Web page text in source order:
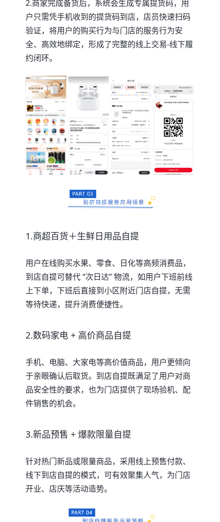
2.商家完成备货后，系统会生成专属提货码，用
户只需凭手机收到的提货码到店，店员快速扫码
验证，将用户的购买行为与门店的服务行为安
全、高效地绑定，形成了完整的线上交易-线下履
约闭环。
1.商超百货＋生鲜日用品自提
用户在线购买水果、零食、日化等高频消费品，
到店自提可替代 “次日达” 物流，如用户下班前线
上下单，下班后直接到小区附近门店自提，无需
等待快递，提升消费便捷性。
2.数码家电 + 高价商品自提
手机、电脑、大家电等高价值商品，用户更倾向
于亲眼确认后取货。到店自提既满足了用户对商
品安全性的要求，也为门店提供了现场验机、配
件销售的机会。
3.新品预售 + 爆款限量自提
针对热门新品或限量商品，采用线上预售付款、
线下到店自提的模式，可有效聚集人气，为门店
开业、店庆等活动造势。